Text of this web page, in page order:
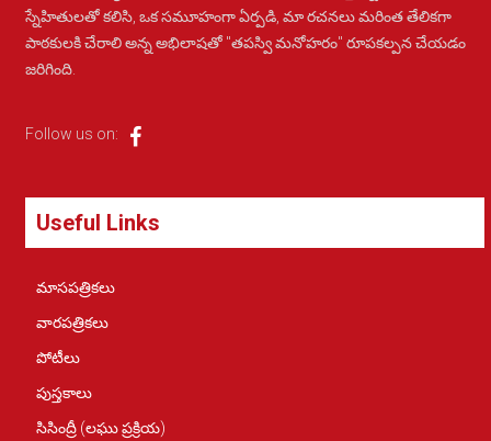
స్నేహితులతో కలిసి, ఒక సమూహంగా ఏర్పడి, మా రచనలు మరింత తేలికగా
పాఠకులకి చేరాలి అన్న అభిలాషతో "తపస్వి మనోహరం" రూపకల్పన చేయడం
జరిగింది.
Follow us on:
Useful Links
మాసపత్రికలు
వారపత్రికలు
పోటీలు
పుస్తకాలు
సిసింద్రీ (లఘు ప్రక్రియ)